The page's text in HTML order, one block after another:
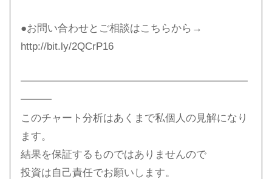
●お問い合わせとご相談はこちらから→
http://bit.ly/2QCrP16​
━━━━━━━━━━━━━━━━━━━━━━
━━━
このチャート分析はあくまで私個人の見解になり
ます。
結果を保証するものではありませんので
投資は自己責任でお願いします。